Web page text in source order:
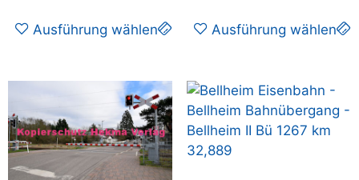
Ausführung wählen Ausführung wählen